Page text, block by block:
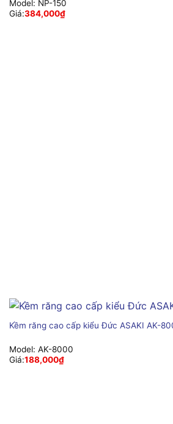
Model: NP-150
Giá:384,000₫
Kềm răng cao cấp kiểu Đức ASAKI AK-
Model: AK-8000
Giá:188,000₫